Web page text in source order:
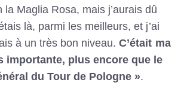
la Maglia Rosa, mais j’aurais dû
là, parmi les meilleurs, et j’ai
à un très bon niveau.C’était ma
importante, plus encore que le
du Tour de Pologne ».